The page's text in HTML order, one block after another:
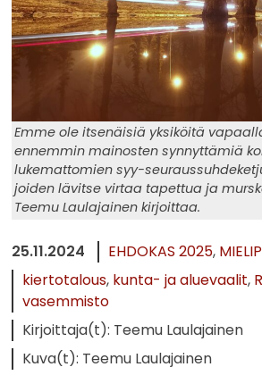
Emme ole itsenäisiä yksiköitä
ennemmin mainosten synnyttämiä
lukemattomien syy-
joiden lävitse virtaa tapettua ja
Teemu Laulajainen kirjoittaa.
25.11.2024 EHDOKAS 2025
kiertotalous kunta- ja aluevaalit
vasemmisto
Kirjoittaja(t): Teemu Laulajainen
Kuva(t): Teemu Laulajainen